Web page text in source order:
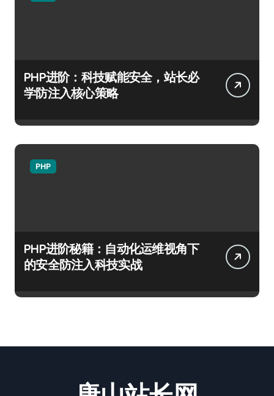
PHP进阶：科技赋能安全，站长必
学防注入核心策略
PHP
PHP进阶秘籍：自动化运维视角下
的安全防注入科技实战